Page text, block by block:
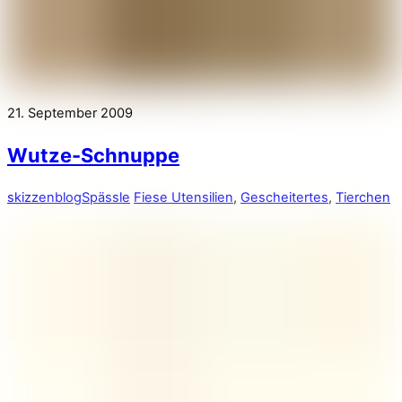
21. September 2009
Wutze-Schnuppe
skizzenblogSpässle Fiese Utensilien, Gescheitertes, Tierchen